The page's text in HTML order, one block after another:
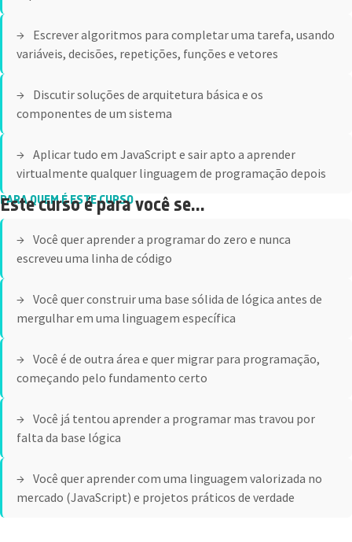
Escrever algoritmos para completar uma tarefa, usando
variáveis, decisões, repetições, funções e vetores
Discutir soluções de arquitetura básica e os
componentes de um sistema
Aplicar tudo em JavaScript e sair apto a aprender
virtualmente qualquer linguagem de programação depois
PARA QUEM É ESTE CURSO
Este curso é para você se...
Você quer aprender a programar do zero e nunca
escreveu uma linha de código
Você quer construir uma base sólida de lógica antes de
mergulhar em uma linguagem específica
Você é de outra área e quer migrar para programação,
começando pelo fundamento certo
Você já tentou aprender a programar mas travou por
falta da base lógica
Você quer aprender com uma linguagem valorizada no
mercado (JavaScript) e projetos práticos de verdade